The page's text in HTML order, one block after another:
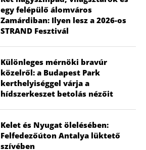
egy felépülő álomváros
Zamárdiban: Ilyen lesz a 2026-os
STRAND Fesztivál
Különleges mérnöki bravúr
közelről: a Budapest Park
kerthelyiséggel várja a
hídszerkeszet betolás nézőit
Kelet és Nyugat ölelésében:
Felfedezőúton Antalya lüktető
szívében